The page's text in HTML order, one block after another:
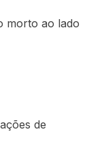
morto ao lado
de